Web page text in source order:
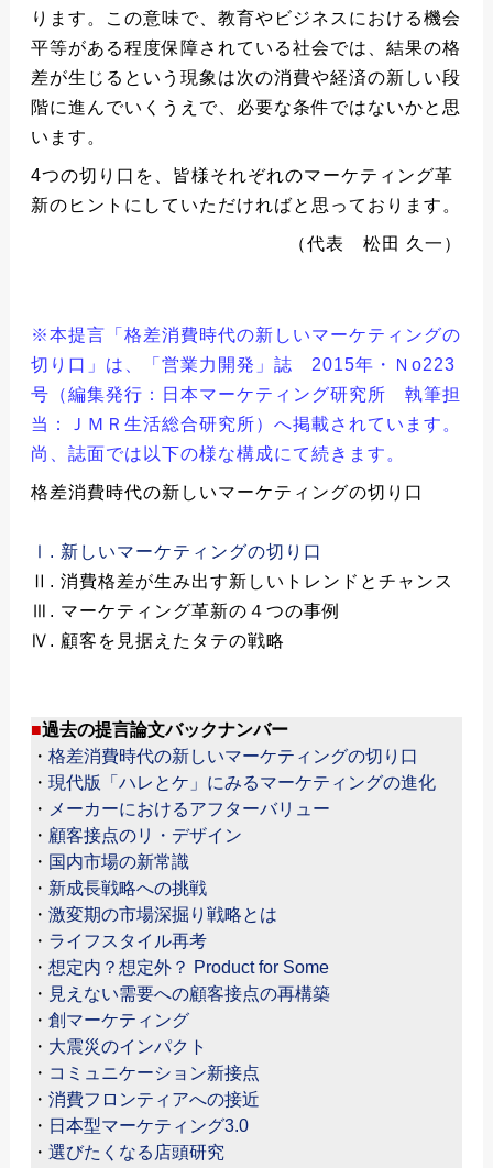
ります。この意味で、教育やビジネスにおける機会
平等がある程度保障されている社会では、結果の格
差が生じるという現象は次の消費や経済の新しい段
階に進んでいくうえで、必要な条件ではないかと思
います。
4つの切り口を、皆様それぞれのマーケティング革
新のヒントにしていただければと思っております。
（代表 松田 久一）
※本提言「格差消費時代の新しいマーケティングの
切り口」は、「営業力開発」誌 2015年・Ｎo223
号（編集発行：日本マーケティング研究所 執筆担
当：ＪＭＲ生活総合研究所）へ掲載されています。
尚、誌面では以下の様な構成にて続きます。
格差消費時代の新しいマーケティングの切り口
Ⅰ. 新しいマーケティングの切り口
Ⅱ. 消費格差が生み出す新しいトレンドとチャンス
Ⅲ. マーケティング革新の４つの事例
Ⅳ. 顧客を見据えたタテの戦略
■過去の提言論文バックナンバー
・ 格差消費時代の新しいマーケティングの切り口
・ 現代版「ハレとケ」にみるマーケティングの進化
・ メーカーにおけるアフターバリュー
・ 顧客接点のリ・デザイン
・ 国内市場の新常識
・ 新成長戦略への挑戦
・ 激変期の市場深掘り戦略とは
・ ライフスタイル再考
・ 想定内？想定外？ Product for Some
・ 見えない需要への顧客接点の再構築
・ 創マーケティング
・ 大震災のインパクト
・ コミュニケーション新接点
・ 消費フロンティアへの接近
・ 日本型マーケティング3.0
・ 選びたくなる店頭研究